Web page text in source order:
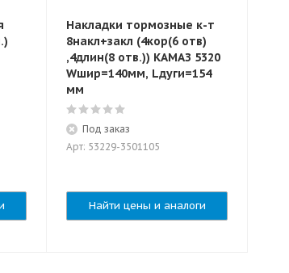
Накладки тормозные к-т
8накл+закл (4кор(6 отв)
,4длин(8 отв.)) КАМАЗ 5320
Wшир=140мм, Lдуги=154
мм
Под заказ
Арт: 53229-3501105
Найти цены и аналоги